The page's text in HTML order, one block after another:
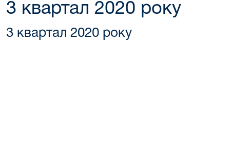
3 квартал 2020 року
3 квартал 2020 року